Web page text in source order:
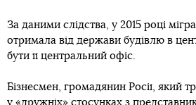
За даними слідства, у 2015 році
отримала від держави будівлю в
бути її центральний офіс.
Бізнесмен, громадянин Росії, який
у «дружніх» стосунках з